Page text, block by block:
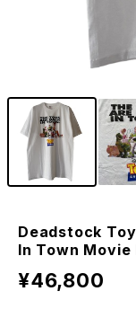
Deadstock
In Town Movie
¥46,800